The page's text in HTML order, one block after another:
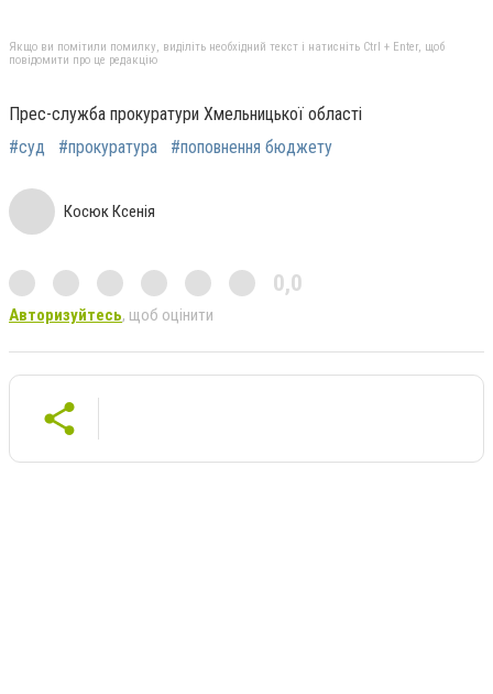
Якщо ви помітили помилку, виділіть необхідний текст і натисніть Ctrl + Enter, щоб
повідомити про це редакцію
Прес-служба прокуратури Хмельницької області
#суд
#прокуратура #поповнення бюджету
Косюк Ксенія
0,0
Авторизуйтесь, щоб оцінити